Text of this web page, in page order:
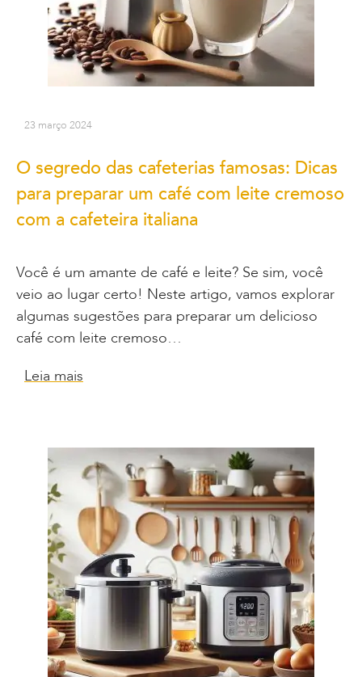
23 março 2024
O segredo das cafeterias famosas: Dicas
para preparar um café com leite cremoso
com a cafeteira italiana
Você é um amante de café e leite? Se sim, você
veio ao lugar certo! Neste artigo, vamos explorar
algumas sugestões para preparar um delicioso
café com leite cremoso…
Leia mais